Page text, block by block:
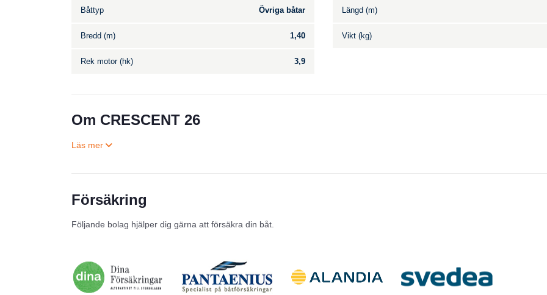
Båttyp Övriga båtar Längd (m)
Bredd (m) 1,40 Vikt (kg)
Rek motor (hk) 3,9
Om CRESCENT 26
Försäkring
Följande bolag hjälper dig gärna att försäkra din båt.